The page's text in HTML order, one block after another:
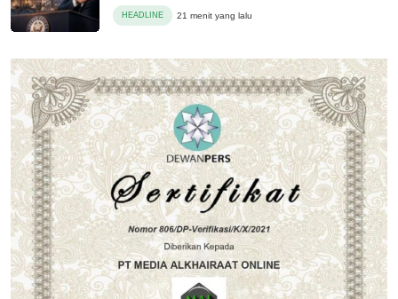
HEADLINE 21 menit yang lalu